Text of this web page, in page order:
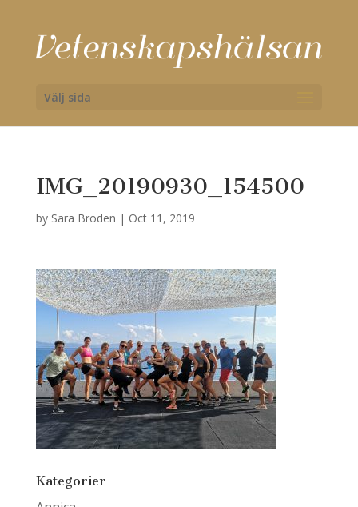
Välj sida
IMG_20190930_154500
by Sara Broden | Oct 11, 2019
Kategorier